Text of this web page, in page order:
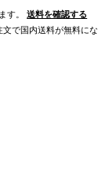
す。
送料を確認する
で国内送料が無料にな